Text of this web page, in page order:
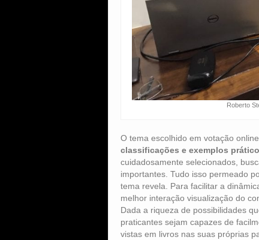
Roberto
O tema escolhido em votação
classificações e exemplos
cuidadosamente selecionados,
importantes. Tudo isso permeado
tema revela. Para facilitar a
melhor interação visualização do
Dada a riqueza de possibilidades
praticantes sejam capazes de
vistas em livros nas suas próprias